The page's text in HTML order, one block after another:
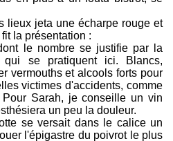
lieux jeta une écharpe rouge et
la présentation :
le nombre se justifie par la
qui se pratiquent ici. Blancs,
vermouths et alcools forts pour
victimes d'accidents, comme
Sarah, je conseille un vin
un peu la douleur.
se versait dans le calice un
l'épigastre du poivrot le plus